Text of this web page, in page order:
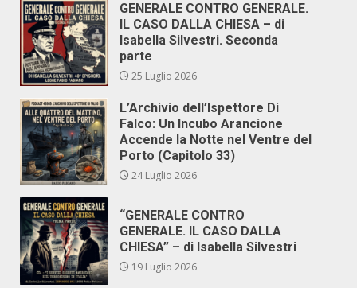
GENERALE CONTRO GENERALE.
IL CASO DALLA CHIESA – di
Isabella Silvestri. Seconda
parte
25 Luglio 2026
L’Archivio dell’Ispettore Di
Falco: Un Incubo Arancione
Accende la Notte nel Ventre del
Porto (Capitolo 33)
24 Luglio 2026
“GENERALE CONTRO
GENERALE. IL CASO DALLA
CHIESA” – di Isabella Silvestri
19 Luglio 2026